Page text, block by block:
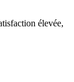
élevée,